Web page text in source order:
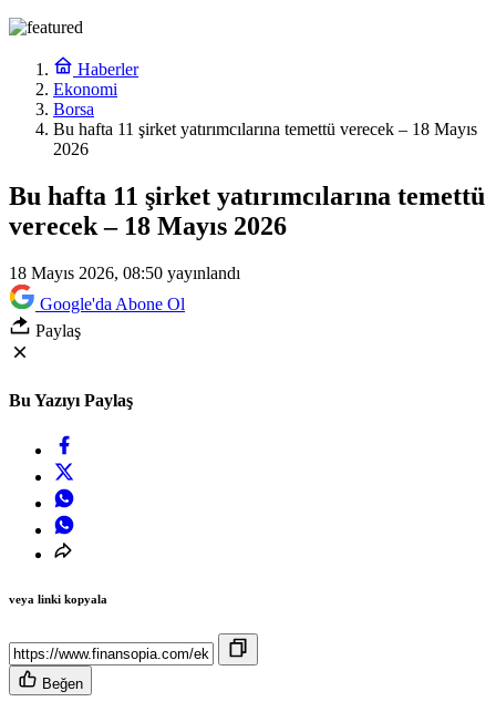
Haberler
Ekonomi
Borsa
Bu hafta 11 şirket yatırımcılarına temettü verecek – 18 Mayıs
2026
Bu hafta 11 şirket yatırımcılarına temettü
verecek – 18 Mayıs 2026
18 Mayıs 2026, 08:50 yayınlandı
Google'da Abone Ol
Paylaş
Bu Yazıyı Paylaş
veya linki kopyala
Beğen